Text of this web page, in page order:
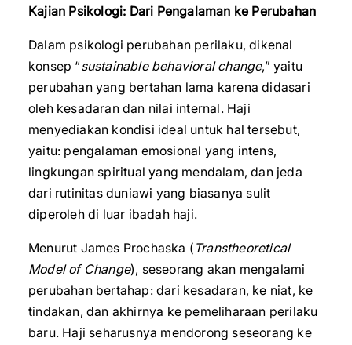
Kajian Psikologi: Dari Pengalaman ke Perubahan
Dalam psikologi perubahan perilaku, dikenal
konsep “sustainable behavioral change,” yaitu
perubahan yang bertahan lama karena didasari
oleh kesadaran dan nilai internal. Haji
menyediakan kondisi ideal untuk hal tersebut,
yaitu: pengalaman emosional yang intens,
lingkungan spiritual yang mendalam, dan jeda
dari rutinitas duniawi yang biasanya sulit
diperoleh di luar ibadah haji.
Menurut James Prochaska ( Transtheoretical
Model of Change), seseorang akan mengalami
perubahan bertahap: dari kesadaran, ke niat, ke
tindakan, dan akhirnya ke pemeliharaan perilaku
baru. Haji seharusnya mendorong seseorang ke